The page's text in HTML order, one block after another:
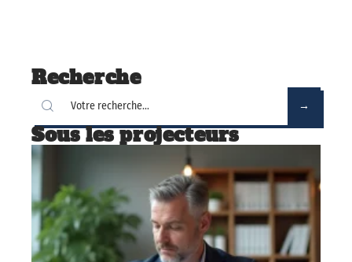
Recherche
Sous les projecteurs